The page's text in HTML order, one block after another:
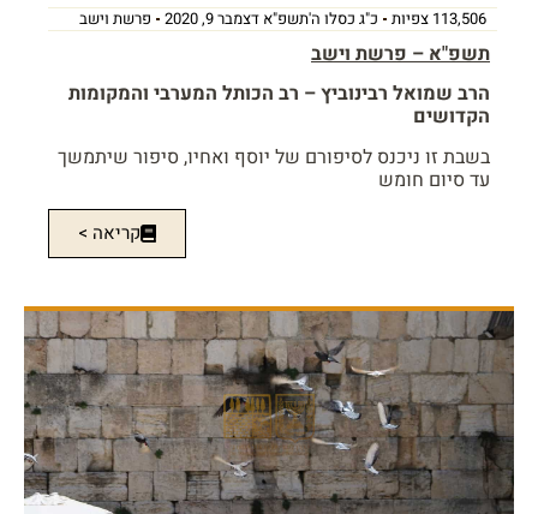
113,506 צפיות כ"ג כסלו ה'תשפ"א דצמבר 9, 2020 פרשת וישב
תשפ"א– פרשת וישב
הרב שמואל רבינוביץ – רב הכותל המערבי והמקומות
הקדושים
בשבת זו ניכנס לסיפורם של יוסף ואחיו, סיפור שיתמשך
עד סיום חומש
קריאה >